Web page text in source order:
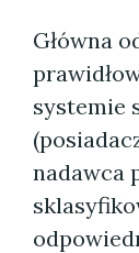
Główna
systemie
nadawca